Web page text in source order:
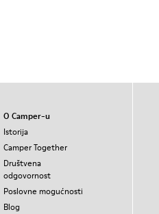
O Camper-u
Istorija
Camper Together
Društvena
odgovornost
Poslovne mogućnosti
Blog